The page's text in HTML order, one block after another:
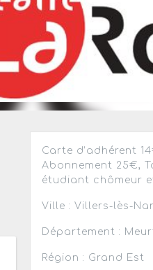
Carte d’adhérent
Abonnement 25€,
étudiant chômeur
Ville : Villers-lès-
Département :
Région : Grand Est